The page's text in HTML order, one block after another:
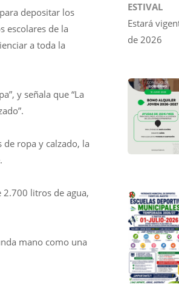
depositar los
escolares de la
a toda la
y señala que “La
ropa y calzado, la
2.700 litros de agua,
mano como una
ESTIVAL
Estará
de 2026